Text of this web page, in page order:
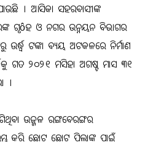
। ଆସିକା ସହରବାସୀଙ୍କ
ଗୃôହ ଓ ନଗର ଉନ୍ନୟନ ବିଭାଗର
ଟଙ୍କା ବ୍ୟୟ ଅଟକଳରେ ନିର୍ମାଣ
ଗତ ୨୦୨୧ ମସିହା ଅଗଷ୍ଟ ମାସ ୩୧
।
ଉଜ୍ଜଳ ରଙ୍ଗବେରଙ୍ଗର
କରି ଛୋଟ ଛୋଟ ପିଲାଙ୍କ ପାଇଁ